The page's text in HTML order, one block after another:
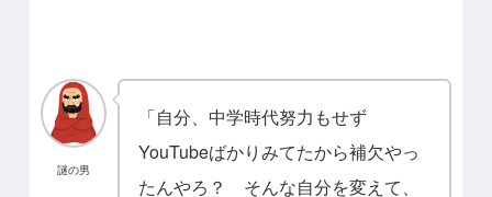
謎の男
「自分、中学時代努力もせず
YouTubeばかりみてたから補欠やっ
たんやろ？
そんな自分を変えて、